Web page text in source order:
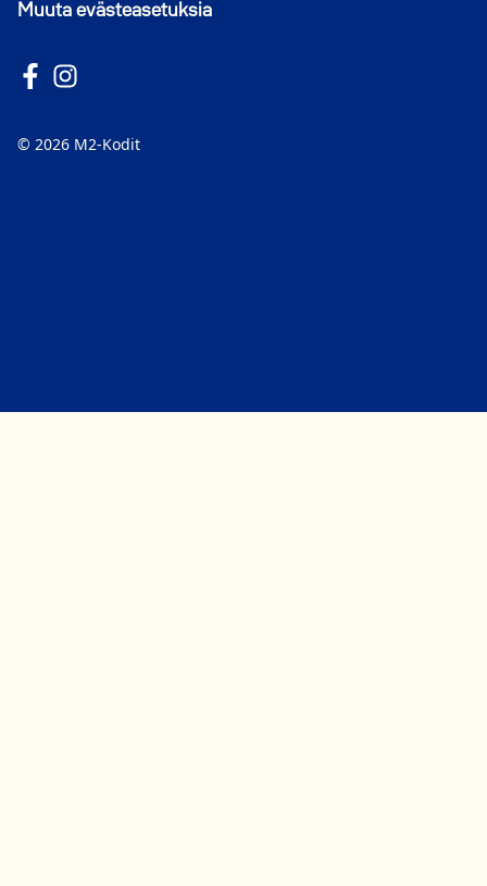
Muuta evästeasetuksia
Seuraa meitä Facebookissa
Avautuu uuteen ikkunaan
Seuraa Instagramissa
Avautuu uuteen ikkunaan
© 2026 M2-Kodit